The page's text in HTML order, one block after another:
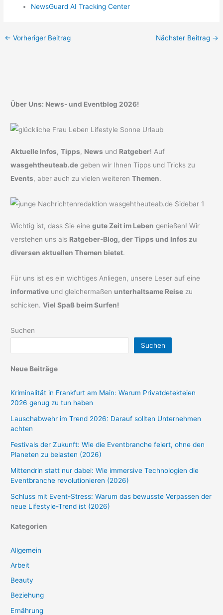
NewsGuard AI Tracking Center
← Vorheriger Beitrag Nächster Beitrag →
Über Uns: News- und Eventblog 2026!
Aktuelle Infos,Tipps, News und Ratgeber! Auf
wasgehtheuteab.de geben wir Ihnen Tipps und Tricks zu
Events, aber auch zu vielen weiterenThemen.
Wichtig ist, dass Sie einegute Zeit im Leben genießen! Wir
verstehen uns als Ratgeber-Blog, der Tipps und Infos zu
diversen aktuellen Themen bietet.
Für uns ist es ein wichtiges Anliegen, unsere Leser auf eine
informative und gleichermaßen unterhaltsame Reise zu
schicken.Viel Spaß beim Surfen!
Suchen
Suchen
Neue Beiträge
Kriminalität in Frankfurt am Main: Warum Privatdetekteien
2026 genug zu tun haben
Lauschabwehr im Trend 2026: Darauf sollten Unternehmen
achten
Festivals der Zukunft: Wie die Eventbranche feiert, ohne den
Planeten zu belasten (2026)
Mittendrin statt nur dabei: Wie immersive Technologien die
Eventbranche revolutionieren (2026)
Schluss mit Event-Stress: Warum das bewusste Verpassen der
neue Lifestyle-Trend ist (2026)
Kategorien
Allgemein
Arbeit
Beauty
Beziehung
Ernährung